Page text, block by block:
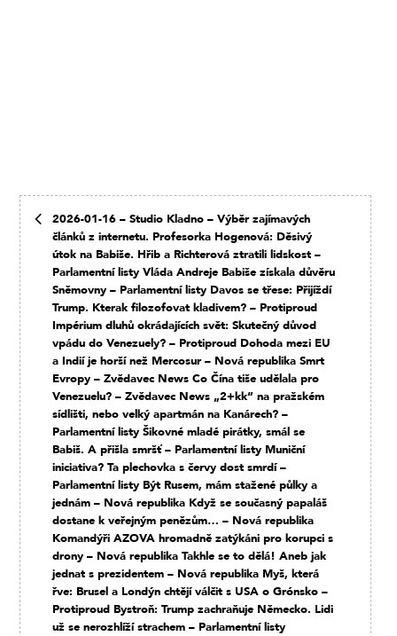
2026-01-16 – Studio Kladno – Výběr zajímavých
článků z internetu. Profesorka Hogenová: Děsivý
útok na Babiše. Hřib a Richterová ztratili lidskost –
Parlamentní listy Vláda Andreje Babiše získala důvěru
Sněmovny – Parlamentní listy Davos se třese: Přijíždí
Trump. Kterak filozofovat kladivem? – Protiproud
Impérium dluhů okrádajících svět: Skutečný důvod
vpádu do Venezuely? – Protiproud Dohoda mezi EU
a Indií je horší než Mercosur – Nová republika Smrt
Evropy – Zvědavec News Co Čína tiše udělala pro
Venezuelu? – Zvědavec News „2+kk“ na pražském
sídlišti, nebo velký apartmán na Kanárech? –
Parlamentní listy Šikovné mladé pirátky, smál se
Babiš. A přišla smršť – Parlamentní listy Muniční
iniciativa? Ta plechovka s červy dost smrdí –
Parlamentní listy Být Rusem, mám stažené půlky a
jednám – Nová republika Když se současný papaláš
dostane k veřejným penězům… – Nová republika
Komandýři AZOVA hromadně zatýkáni pro korupci s
drony – Nová republika Takhle se to dělá! Aneb jak
jednat s prezidentem – Nová republika Myš, která
řve: Brusel a Londýn chtějí válčit s USA o Grónsko –
Protiproud Bystroň: Trump zachraňuje Německo. Lidi
už se nerozhlíží strachem – Parlamentní listy